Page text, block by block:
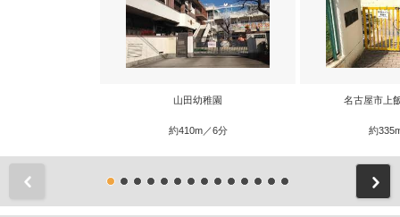
山田幼稚園
約410m／6分
名古屋市上
約